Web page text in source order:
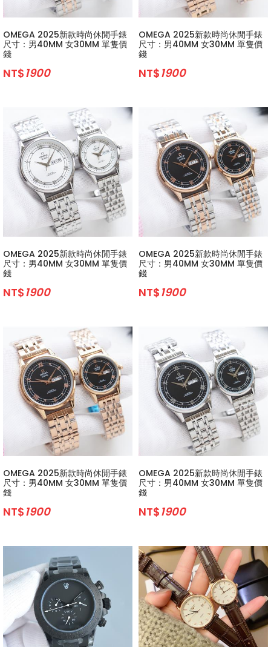
OMEGA 2025新款時尚休閒手錶
尺寸：男40MM 女30MM 單隻價
錢
NT$1900
OMEGA 2025新款時尚休閒手錶
尺寸：男40MM 女30MM 單隻價
錢
NT$1900
OMEGA 2025新款時尚休閒手錶
尺寸：男40MM 女30MM 單隻價
錢
NT$1900
OMEGA 2025新款時尚休閒手錶
尺寸：男40MM 女30MM 單隻價
錢
NT$1900
OMEGA 2025新款時尚休閒手錶
尺寸：男40MM 女30MM 單隻價
錢
NT$1900
OMEGA 2025新款時尚休閒手錶
尺寸：男40MM 女30MM 單隻價
錢
NT$1900